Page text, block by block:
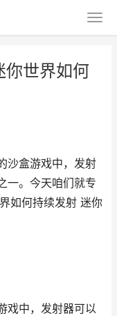
你世界如何
沙盒游戏中，发射
一。今天咱们就专
如何持续发射 迷你
戏中，发射器可以